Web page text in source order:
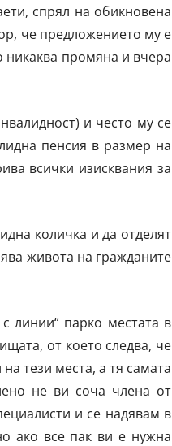
спрял на обикновена
че предложението му е
никаква промяна и вчера
и често му се
пенсия в размер на
всички изисквания за
количка и да отделят
живота на гражданите
линии“ парко местата в
от което следва, че
тези места, а тя самата
не ви соча члена от
и се надявам в
ако все пак ви е нужна